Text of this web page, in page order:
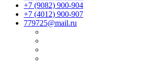
+7 (9082) 900-904
+7 (4012) 900-907
779725@mail.ru